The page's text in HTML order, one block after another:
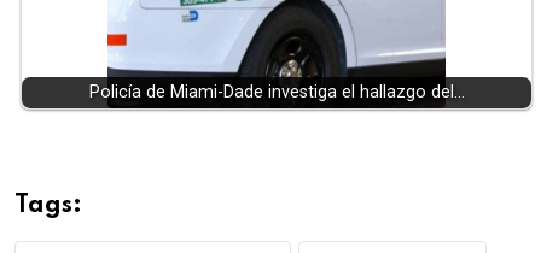
Policía de Miami-Dade investiga el hallazgo del…
Tags: